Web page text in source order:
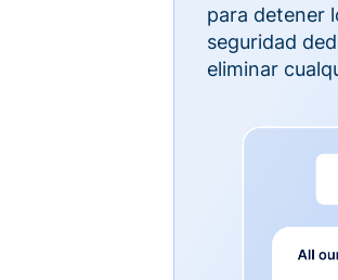
para detener
seguridad
eliminar